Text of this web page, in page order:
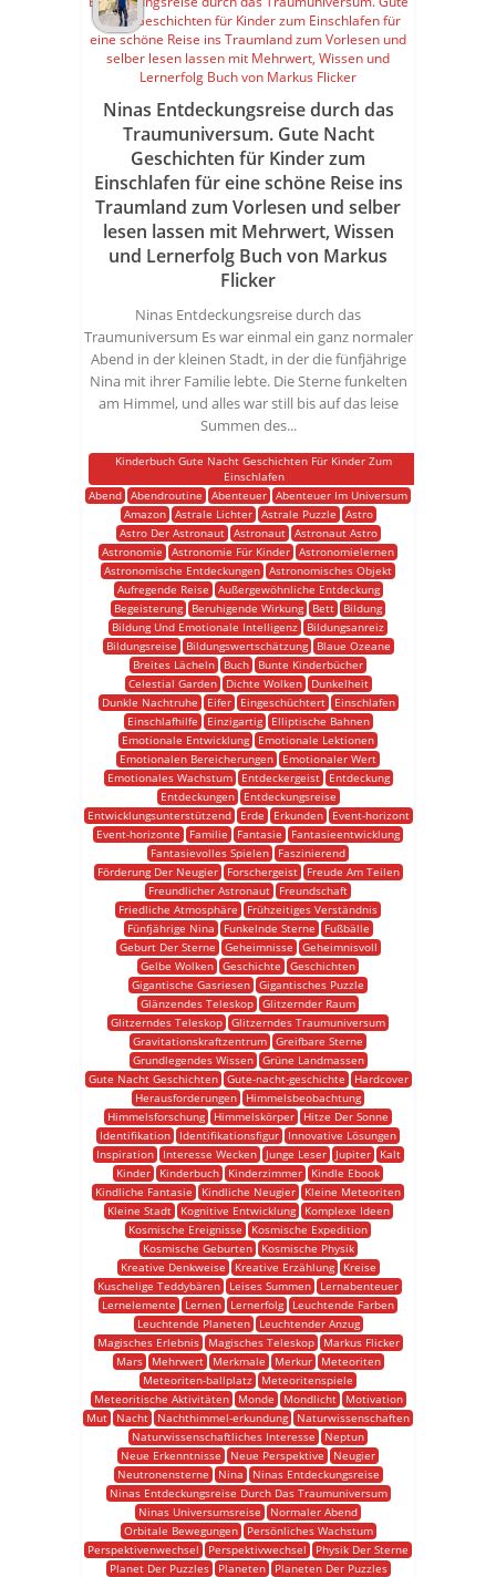
Ninas Entdeckungsreise durch das
Traumuniversum. Gute Nacht
Geschichten für Kinder zum
Einschlafen für eine schöne Reise ins
Traumland zum Vorlesen und selber
lesen lassen mit Mehrwert, Wissen
und Lernerfolg Buch von Markus
Flicker
Ninas Entdeckungsreise durch das
Traumuniversum Es war einmal ein ganz normaler
Abend in der kleinen Stadt, in der die fünfjährige
Nina mit ihrer Familie lebte. Die Sterne funkelten
am Himmel, und alles war still bis auf das leise
Summen des...
Kinderbuch Gute Nacht Geschichten Für Kinder Zum
Einschlafen
Abend Abendroutine Abenteuer Abenteuer Im Universum
Amazon
Astrale Lichter Astrale Puzzle
Astro
Astro Der Astronaut
Astronaut
Astronaut Astro
Astronomie
Astronomie Für Kinder Astronomielernen
Astronomische Entdeckungen Astronomisches Objekt
Aufregende Reise
Außergewöhnliche Entdeckung
Begeisterung
Beruhigende Wirkung Bett
Bildung
Bildung Und Emotionale Intelligenz
Bildungsanreiz
Bildungsreise
Bildungswertschätzung
Blaue Ozeane
Breites Lächeln
Buch
Bunte Kinderbücher
Celestial Garden
Dichte Wolken
Dunkelheit
Dunkle Nachtruhe
Eifer Eingeschüchtert
Einschlafen
Einschlafhilfe
Einzigartig
Elliptische Bahnen
Emotionale Entwicklung
Emotionale Lektionen
Emotionalen Bereicherungen
Emotionaler Wert
Emotionales Wachstum
Entdeckergeist
Entdeckung
Entdeckungen
Entdeckungsreise
Entwicklungsunterstützend
Erde Erkunden
Event-horizont
Event-horizonte
Familie Fantasie
Fantasieentwicklung
Fantasievolles Spielen
Faszinierend
Förderung Der Neugier
Forschergeist
Freude Am Teilen
Freundlicher Astronaut
Freundschaft
Friedliche Atmosphäre
Frühzeitiges Verständnis
Fünfjährige Nina
Funkelnde Sterne
Fußbälle
Geburt Der Sterne
Geheimnisse
Geheimnisvoll
Gelbe Wolken Geschichte
Geschichten
Gigantische Gasriesen Gigantisches Puzzle
Glänzendes Teleskop Glitzernder Raum
Glitzerndes Teleskop Glitzerndes Traumuniversum
Gravitationskraftzentrum Greifbare Sterne
Grundlegendes Wissen
Grüne Landmassen
Gute Nacht Geschichten
Gute-nacht-geschichte
Hardcover
Herausforderungen
Himmelsbeobachtung
Himmelsforschung
Himmelskörper
Hitze Der Sonne
Identifikation
Identifikationsfigur
Innovative Lösungen
Inspiration
Interesse Wecken Junge Leser Jupiter
Kalt
Kinder
Kinderbuch Kinderzimmer
Kindle Ebook
Kindliche Fantasie
Kindliche Neugier
Kleine Meteoriten
Kleine Stadt
Kognitive Entwicklung
Komplexe Ideen
Kosmische Ereignisse
Kosmische Expedition
Kosmische Geburten
Kosmische Physik
Kreative Denkweise
Kreative Erzählung
Kreise
Kuschelige Teddybären
Leises Summen
Lernabenteuer
Lernelemente
Lernen Lernerfolg
Leuchtende Farben
Leuchtende Planeten
Leuchtender Anzug
Magisches Erlebnis
Magisches Teleskop
Markus Flicker
Mars
Mehrwert Merkmale Merkur
Meteoriten
Meteoriten-ballplatz
Meteoritenspiele
Meteoritische Aktivitäten
Monde Mondlicht
Motivation
Mut
Nacht Nachthimmel-erkundung
Naturwissenschaften
Naturwissenschaftliches Interesse
Neptun
Neue Erkenntnisse
Neue Perspektive
Neugier
Neutronensterne
Nina
Ninas Entdeckungsreise
Ninas Entdeckungsreise Durch Das Traumuniversum
Ninas Universumsreise
Normaler Abend
Orbitale Bewegungen
Persönliches Wachstum
Perspektivenwechsel
Perspektivwechsel
Physik Der Sterne
Planet Der Puzzles
Planeten
Planeten Der Puzzles